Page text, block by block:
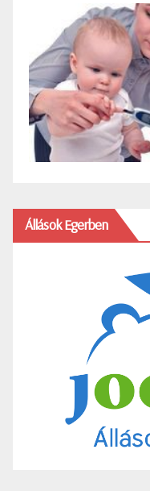
Állások Egerben